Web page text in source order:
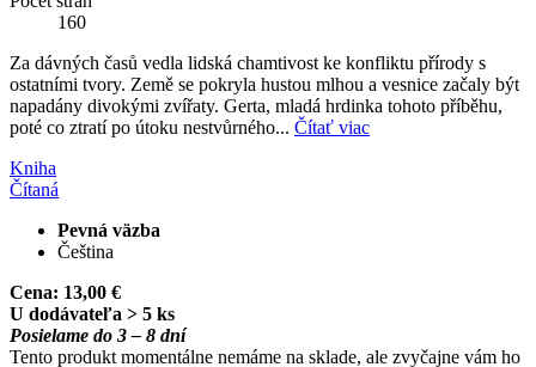
160
Za dávných časů vedla lidská chamtivost ke konfliktu přírody s
ostatními tvory. Země se pokryla hustou mlhou a vesnice začaly být
napadány divokými zvířaty. Gerta, mladá hrdinka tohoto příběhu,
poté co ztratí po útoku nestvůrného... Čítať viac
Kniha
Čítaná
Pevná väzba
Čeština
Cena: 13,00 €
U dodávateľa > 5 ks
Posielame do 3 – 8 dní
Tento produkt momentálne nemáme na sklade, ale zvyčajne vám ho